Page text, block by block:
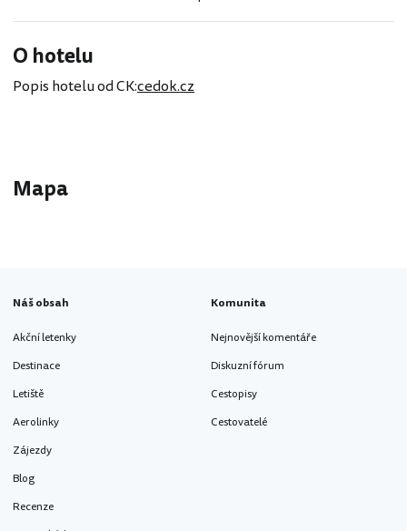
O hotelu
Popis hotelu od CK:cedok.cz
Mapa
Náš obsah
Akční letenky
Destinace
Letiště
Aerolinky
Zájezdy
Blog
Recenze
Komunita
Nejnovější komentáře
Diskuzní fórum
Cestopisy
Cestovatelé